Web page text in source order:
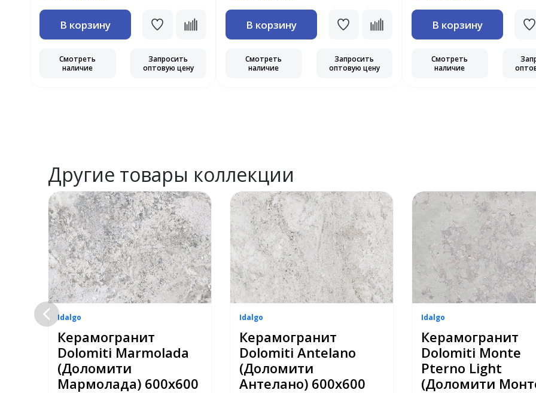
В корзину
Смотреть
наличие
Запросить
оптовую цену
В корзину
Смотреть
наличие
Запросить
оптовую цену
В корзину
Смотреть
наличие
Другие товары коллекции
Idalgo
Керамогранит
Dolomiti Marmolada
(Доломити
Мармолада) 600х600
Idalgo
Керамогранит
Dolomiti Antelano
(Доломити
Антелано) 600х600
Idalgo
Керамогранит
Dolomiti Monte
Pterno Light
(Доломити